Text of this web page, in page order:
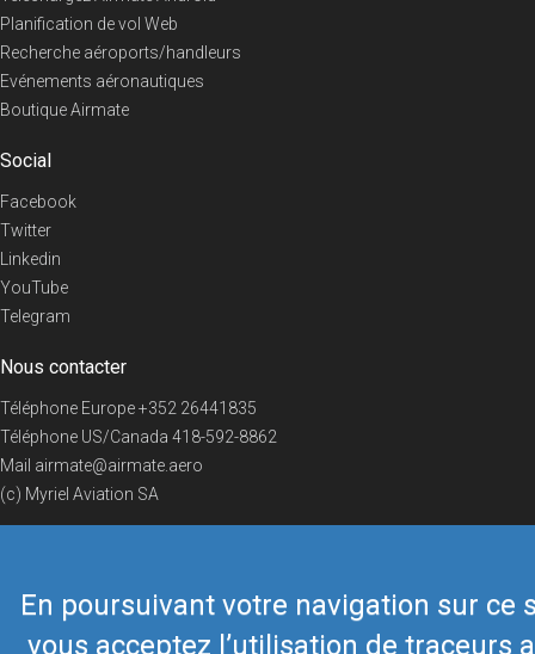
En poursuivant votre navigation sur ce
vous acceptez l’utilisation de traceurs
Planification de vol Web
Recherche aéroports/handleurs
Evénements aéronautiques
Boutique Airmate
Social
Facebook
Twitter
Linkedin
YouTube
Telegram
Nous contacter
Téléphone Europe+352 26441835
Téléphone US/Canada 418-592-8862
Mail airmate@airmate.aero
(c) Myriel Aviation SA
© 2019 Airmate - Conditions d'utilisation -Vie privée Back to top